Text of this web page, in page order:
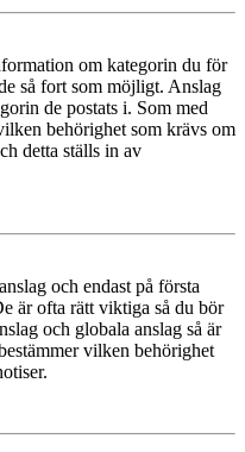
om kategorin du för
så fort som möjligt. Anslag
de postats i. Som med
behörighet som krävs om
detta ställs in av
och endast på första
är ofta rätt viktiga så du bör
och globala anslag så är
vilken behörighet